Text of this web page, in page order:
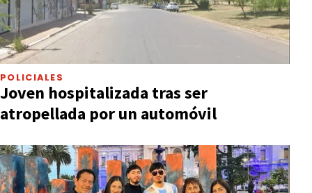
POLICIALES
Joven hospitalizada tras ser
atropellada por un automóvil